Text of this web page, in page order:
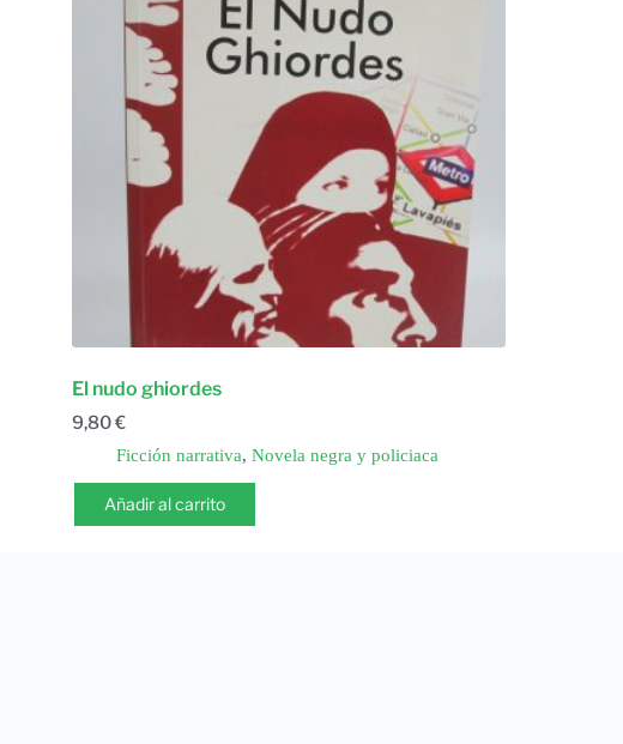
El nudo ghiordes
9,80€
Ficción narrativa, Novela negra y policiaca
Añadir al carrito